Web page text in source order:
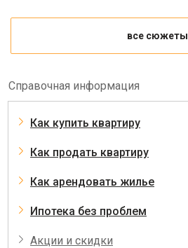
все сюжеты
Справочная информация
Как купить квартиру
Как продать квартиру
Как арендовать жилье
Ипотека без проблем
Акции и скидки